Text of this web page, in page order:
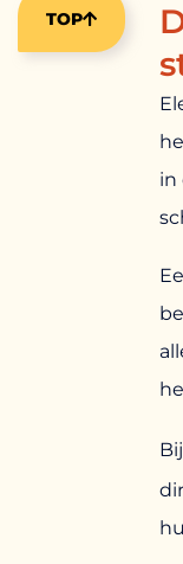
TOP
in